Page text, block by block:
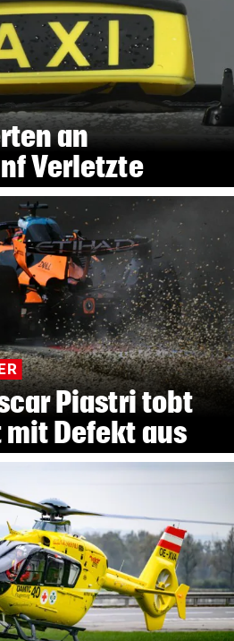
an
Verletzte
Piastri tobt
Defekt aus